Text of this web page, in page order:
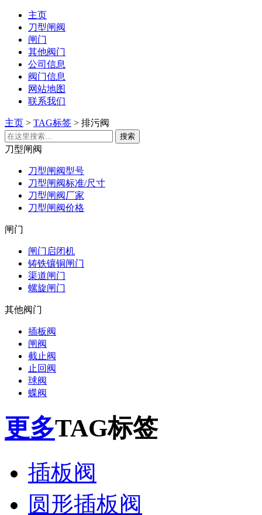
主页
刀型闸阀
闸门
其他阀门
公司信息
阀门信息
网站地图
联系我们
主页 > TAG标签 > 排污阀
刀型闸阀
刀型闸阀型号
刀型闸阀标准/尺寸
刀型闸阀厂家
刀型闸阀价格
闸门
闸门启闭机
铸铁镶铜闸门
渠道闸门
螺旋闸门
其他阀门
插板阀
闸阀
截止阀
止回阀
球阀
蝶阀
更多TAG标签
插板阀
圆形插板阀